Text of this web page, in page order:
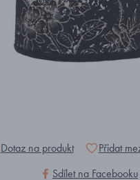
Dotaz na produkt
Přidat
Sdílet na Facebooku